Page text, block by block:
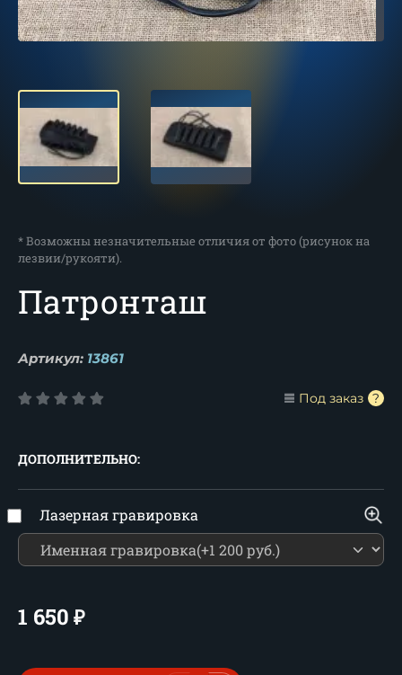
* Возможны незначительные отличия от фото (рисунок на
лезвии/рукояти).
Патронташ
Артикул: 13861
Под заказ
ДОПОЛНИТЕЛЬНО:
Лазерная гравировка
1 650 ₽